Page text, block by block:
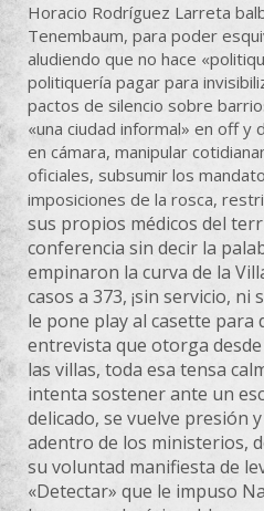
Horacio Rodríguez Larreta
Tenembaum, para poder
aludiendo que no hace
politiquería pagar para
pactos de silencio sobre
«una ciudad informal» en off y
en cámara, manipular
oficiales, subsumir los
imposiciones de la rosca,
sus propios médicos del
conferencia sin decir la
empinaron la curva de la
casos a 373, ¡sin servicio,
le pone play al casette para
entrevista que otorga
las villas, toda esa tensa
intenta sostener ante un
delicado, se vuelve presión
adentro de los ministerios,
su voluntad manifiesta de
«Detectar» que le impuso